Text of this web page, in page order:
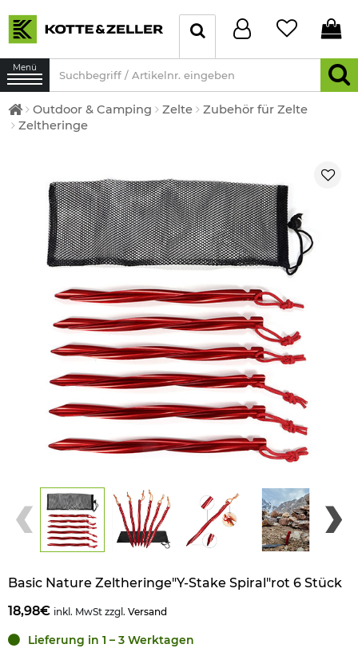
Menü
Outdoor & Camping Zelte
Zubehör für Zelte
Zeltheringe
Basic Nature Zeltheringe"Y-Stake Spiral"rot 6 Stück
18,98€ inkl. MwSt zzgl. Versand
Lieferung in 1 – 3 Werktagen